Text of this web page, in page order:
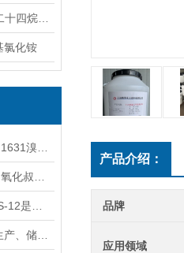
氯化铵
产品介绍：
品牌
应用领域